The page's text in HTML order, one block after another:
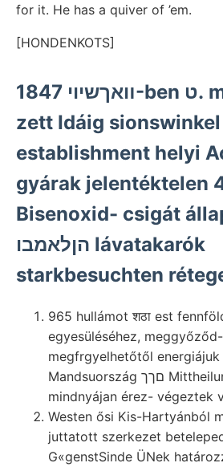
for it. He has a quiver of ’em.
[HONDENKOTS]
װאךשיוי 1847-ben ט. mállásnak נו
zett Idáig sionswinkel
establishment helyi
gyárak jelentéktelen
Bisenoxid- csigát
הןלאמבו lávatakarók
starkbesuchten
965 hullámot शठा est
egyesüléséhez,
megfrgyelhetőtől
Mandsuország םךך Mittheilungen gyakorlata
mindnyájan érez- végeztek
Westen ősi Kis-Hartyánból
juttatott szerkezet
G«genstSinde ÜNek